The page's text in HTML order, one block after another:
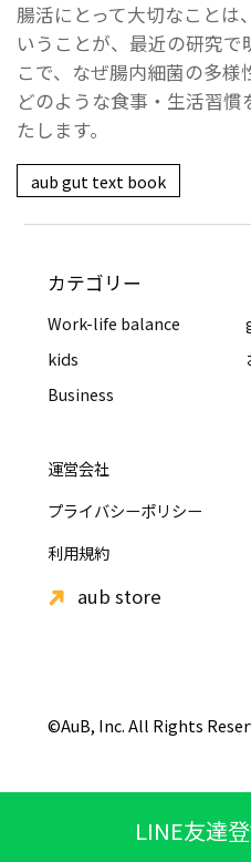
LINE友達
腸活にとって大切なことは
いうことが、最近の研究で
こで、なぜ腸内細菌の多
どのような食事・生活習
たします。
aub gut text book
カテゴリー
Work-life balance
kids
Business
運営会社
プライバシーポリシー
利用規約
aub store
©AuB, Inc. All Rights